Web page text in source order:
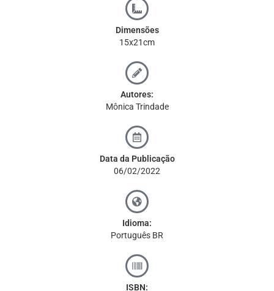
Dimensões
15x21cm
Autores:
Mônica Trindade
Data da Publicação
06/02/2022
Idioma:
Português BR
ISBN: